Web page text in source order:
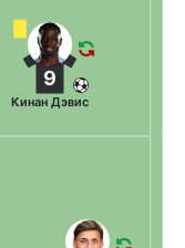
9
Кинан Дэвис